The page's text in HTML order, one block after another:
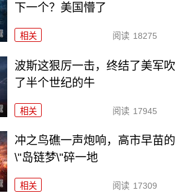
下一个？美国懵了
相关 阅读 18275
波斯这狠厉一击，终结了美军吹
了半个世纪的牛
相关 阅读 17945
冲之鸟礁一声炮响，高市早苗的
\"岛链梦\"碎一地
相关 阅读 17309